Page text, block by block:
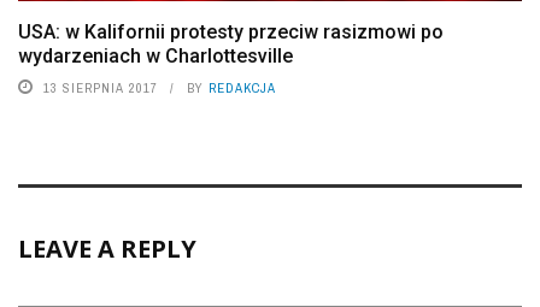
USA: w Kalifornii protesty przeciw rasizmowi po
wydarzeniach w Charlottesville
13 SIERPNIA 2017 BY REDAKCJA
LEAVE A REPLY